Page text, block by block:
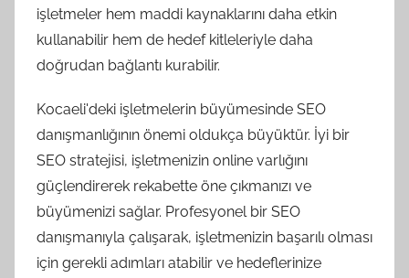
işletmeler hem maddi kaynaklarını daha etkin
kullanabilir hem de hedef kitleleriyle daha
doğrudan bağlantı kurabilir.
Kocaeli'deki işletmelerin büyümesinde SEO
danışmanlığının önemi oldukça büyüktür. İyi bir
SEO stratejisi, işletmenizin online varlığını
güçlendirerek rekabette öne çıkmanızı ve
büyümenizi sağlar. Profesyonel bir SEO
danışmanıyla çalışarak, işletmenizin başarılı olması
için gerekli adımları atabilir ve hedeflerinize